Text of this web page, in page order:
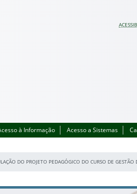
à Informação Acesso a Sistemas
DO PROJETO PEDAGÓGICO DO CURSO DE